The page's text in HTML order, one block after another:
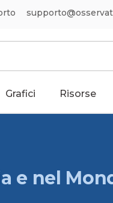
Grafici Risorse
e nel